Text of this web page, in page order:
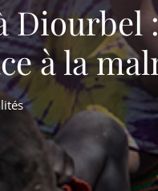
Diourbel
à la